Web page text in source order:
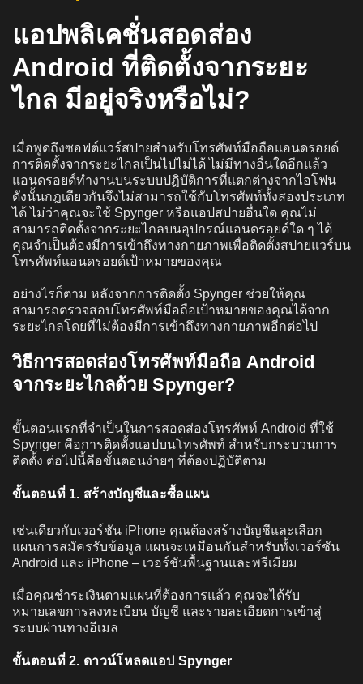
แอปพลิเคชั่นสอดส่อง
Android ที่ติดตั้งจากระยะ
ไกล มีอยู่จริงหรือไม่?
เมื่อพูดถึงซอฟต์แวร์สปายสำหรับโทรศัพท์มือถือแอนดรอยด์
การติดตั้งจากระยะไกลเป็นไปไม่ได้ ไม่มีทางอื่นใดอีกแล้ว
แอนดรอยด์ทำงานบนระบบปฏิบัติการที่แตกต่างจากไอโฟน
ดังนั้นกฎเดียวกันจึงไม่สามารถใช้กับโทรศัพท์ทั้งสองประเภท
ได้ ไม่ว่าคุณจะใช้ Spynger หรือแอปสปายอื่นใด คุณไม่
สามารถติดตั้งจากระยะไกลบนอุปกรณ์แอนดรอยด์ใด ๆ ได้
คุณจำเป็นต้องมีการเข้าถึงทางกายภาพเพื่อติดตั้งสปายแวร์บน
โทรศัพท์แอนดรอยด์เป้าหมายของคุณ
อย่างไรก็ตาม หลังจากการติดตั้ง Spynger ช่วยให้คุณ
สามารถตรวจสอบโทรศัพท์มือถือเป้าหมายของคุณได้จาก
ระยะไกลโดยที่ไม่ต้องมีการเข้าถึงทางกายภาพอีกต่อไป
วิธีการสอดส่องโทรศัพท์มือถือ Android
จากระยะไกลด้วย Spynger?
ขั้นตอนแรกที่จำเป็นในการสอดส่องโทรศัพท์ Android ที่ใช้
Spynger คือการติดตั้งแอปบนโทรศัพท์ สำหรับกระบวนการ
ติดตั้ง ต่อไปนี้คือขั้นตอนง่ายๆ ที่ต้องปฏิบัติตาม
ขั้นตอนที่ 1. สร้างบัญชีและซื้อแผน
เช่นเดียวกับเวอร์ชัน iPhone คุณต้องสร้างบัญชีและเลือก
แผนการสมัครรับข้อมูล แผนจะเหมือนกันสำหรับทั้งเวอร์ชัน
Android และ iPhone – เวอร์ชันพื้นฐานและพรีเมียม
เมื่อคุณชำระเงินตามแผนที่ต้องการแล้ว คุณจะได้รับ
หมายเลขการลงทะเบียน บัญชี และรายละเอียดการเข้าสู่
ระบบผ่านทางอีเมล
ขั้นตอนที่ 2. ดาวน์โหลดแอป Spynger